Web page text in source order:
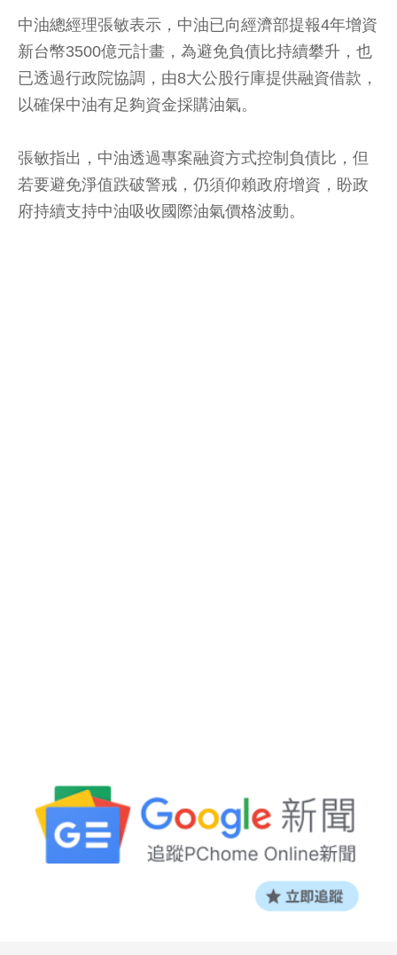
中油總經理張敏表示，中油已向經濟部提報4年增資
新台幣3500億元計畫，為避免負債比持續攀升，也
已透過行政院協調，由8大公股行庫提供融資借款，
以確保中油有足夠資金採購油氣。
張敏指出，中油透過專案融資方式控制負債比，但
若要避免淨值跌破警戒，仍須仰賴政府增資，盼政
府持續支持中油吸收國際油氣價格波動。